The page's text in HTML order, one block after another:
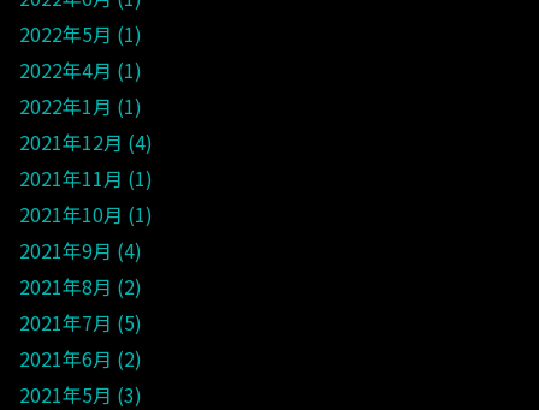
2022年5月 1
2022年4月 1
2022年1月 1
2021年12月 4
2021年11月 1
2021年10月 1
2021年9月 4
2021年8月 2
2021年7月 5
2021年6月 2
2021年5月 3